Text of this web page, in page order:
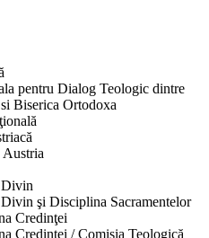
pentru Dialog Teologic dintre
Biserica Ortodoxa
Divin
şi Disciplina Sacramentelor
Credinţei
Credinței / Comisia Teologică